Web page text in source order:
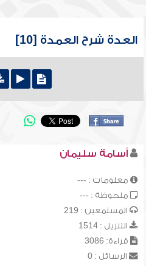
العدة شرح العمدة [10]
أسامة سليمان
معلومات : ---
ملحوظة : ---
المستمعين : 219
التنزيل : 1514
قراءة: 3086
الرسائل : 0